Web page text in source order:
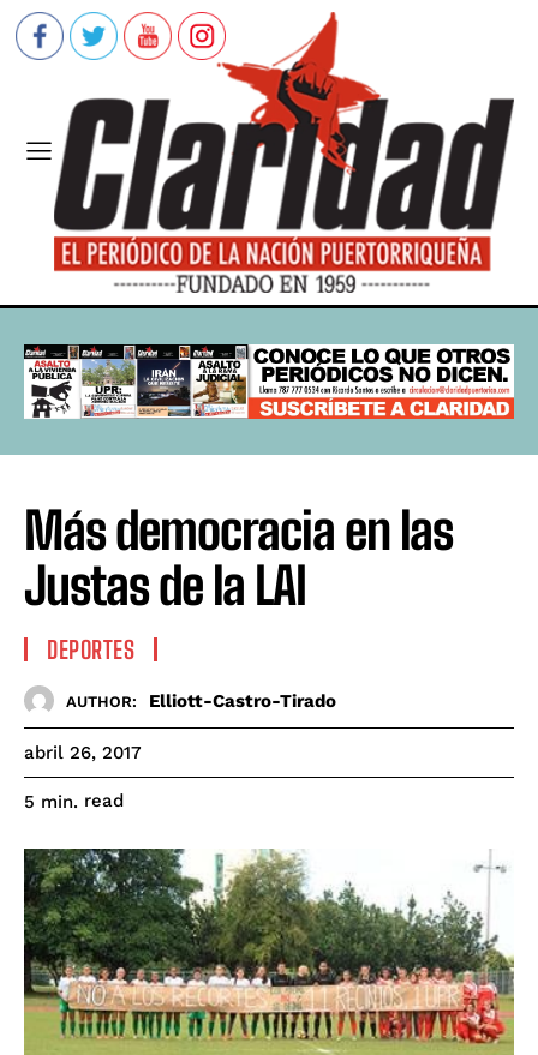
Más democracia en las
Justas de la LAI
DEPORTES
AUTHOR: Elliott-Castro-Tirado
abril 26, 2017
5 min. read